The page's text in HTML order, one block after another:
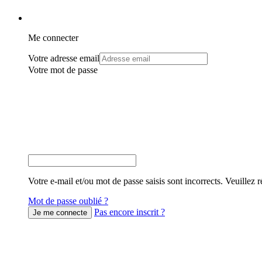
Me connecter
Votre adresse email
Votre mot de passe
Votre e-mail et/ou mot de passe saisis sont incorrects. Veuillez
Mot de passe oublié ?
Pas encore inscrit ?